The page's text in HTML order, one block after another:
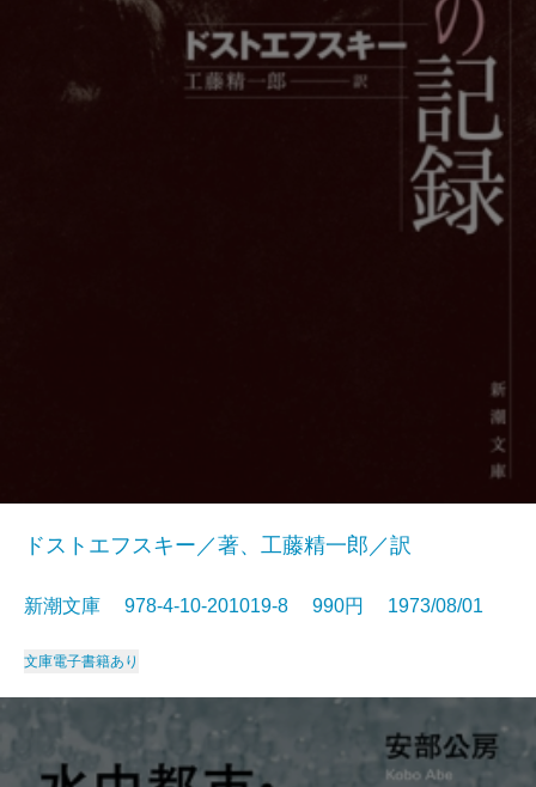
ドストエフスキー／著、工藤精一郎／訳
新潮文庫 978-4-10-201019-8 990円 1973/08/01
文庫電子書籍あり